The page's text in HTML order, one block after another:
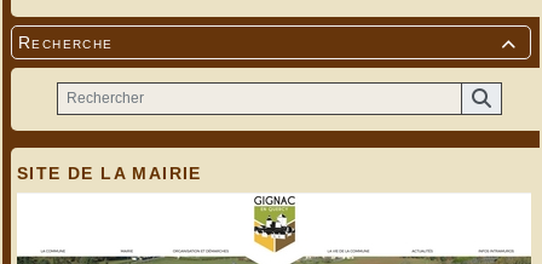

Recherche
SITE DE LA MAIRIE